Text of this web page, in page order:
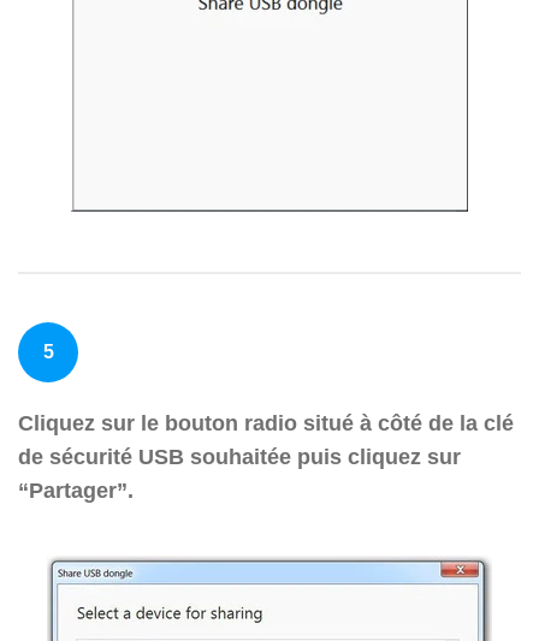
5
Cliquez sur le bouton radio situé à côté de la clé
de sécurité USB souhaitée puis cliquez sur
“Partager”.